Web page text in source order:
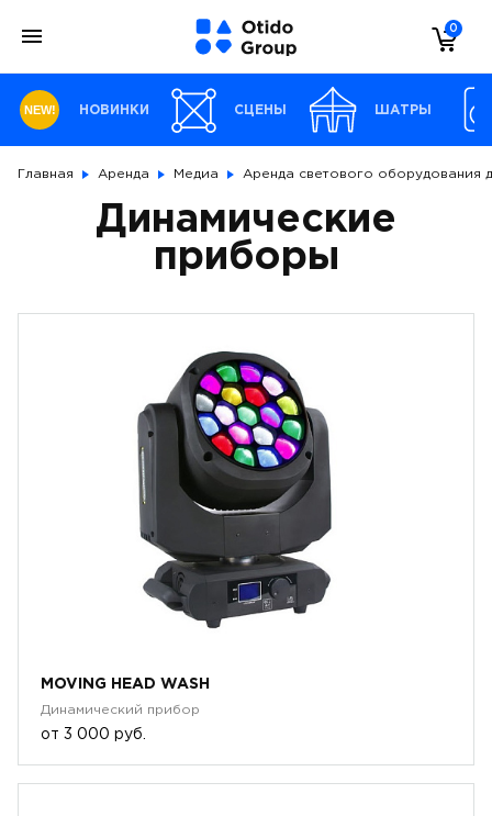
0
NEW! НОВИНКИ СЦЕНЫ ШАТРЫ
Главная Аренда Медиа Аренда светового оборудования
Динамические
приборы
MOVING HEAD WASH
Динамический прибор
от 3 000 руб.